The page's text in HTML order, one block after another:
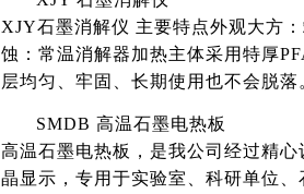
XJY石墨消解仪 主要特点外观大方
蚀：常温消解器加热主体采用特厚
层均匀、牢固、长期使用也不会脱落
SMDB 高温石墨电热板
高温石墨电热板，是我公司经过精
晶显示，专用于实验室、科研单位